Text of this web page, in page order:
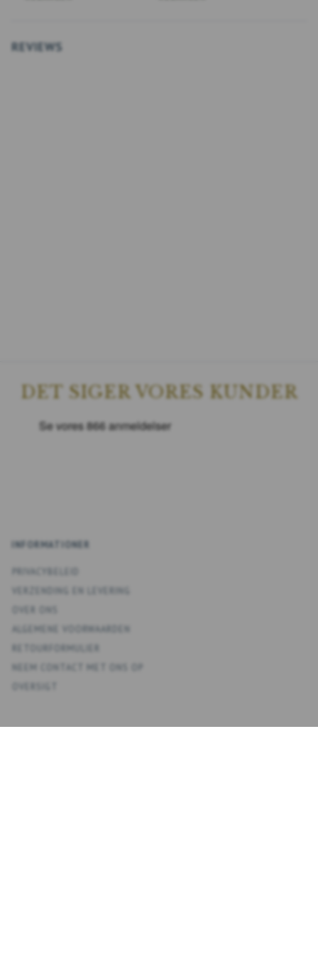
REVIEWS
DET SIGER VORES KUNDER
INFORMATIONER
ALGEMENE VOORWAARDEN
RETOURFORMULIER
NEEM CONTACT MET ONS OP